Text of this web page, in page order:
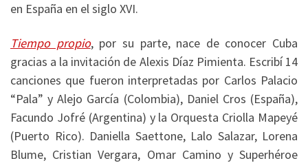
en España en el siglo XVI.
Tiempo propio, por su parte, nace de conocer Cuba
gracias a la invitación de Alexis Díaz Pimienta. Escribí 14
canciones que fueron interpretadas por Carlos Palacio
“Pala” y Alejo García (Colombia), Daniel Cros (España),
Facundo Jofré (Argentina) y la Orquesta Criolla Mapeyé
(Puerto Rico). Daniella Saettone, Lalo Salazar, Lorena
Blume, Cristian Vergara, Omar Camino y Superhéroe